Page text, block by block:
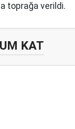
toprağa verildi.
KAT